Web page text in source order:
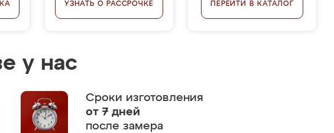
УЗНАТЬ О РАССРОЧКЕ ПЕРЕЙТИ В КАТАЛОГ
у нас
Сроки изготовления
от 7 дней
после замера